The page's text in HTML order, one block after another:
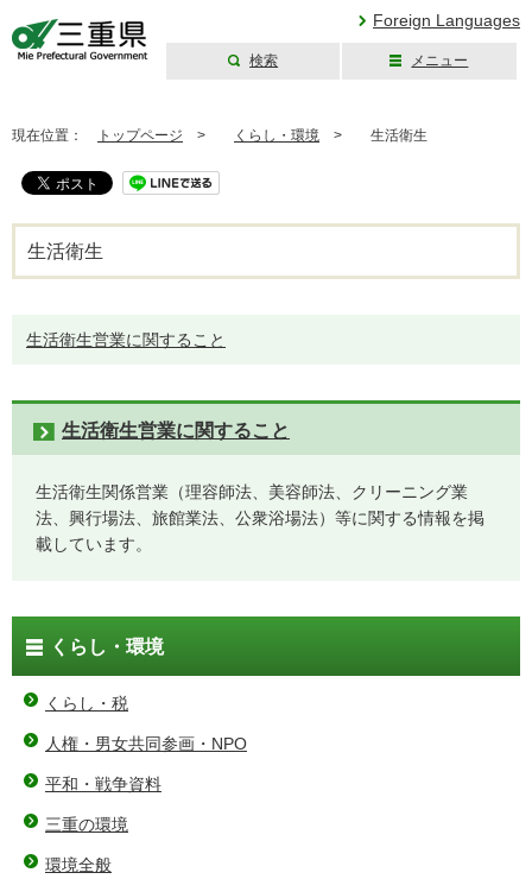
Foreign Languages
検索 メニュー
現在位置： トップページ > くらし・環境 > 生活衛生
生活衛生
生活衛生営業に関すること
生活衛生営業に関すること
生活衛生関係営業（理容師法、美容師法、クリーニング業
法、興行場法、旅館業法、公衆浴場法）等に関する情報を掲
載しています。
くらし・環境
くらし・税
人権・男女共同参画・NPO
平和・戦争資料
三重の環境
環境全般